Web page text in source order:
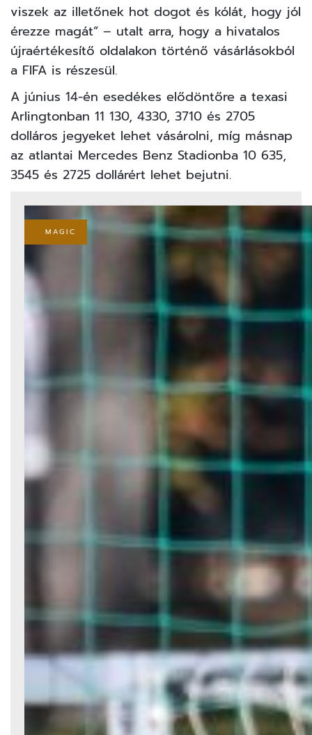
viszek az illetőnek hot dogot és kólát, hogy jól
érezze magát” – utalt arra, hogy a hivatalos
újraértékesítő oldalakon történő vásárlásokból
a FIFA is részesül.
A június 14-én esedékes elődöntőre a texasi
Arlingtonban 11 130, 4330, 3710 és 2705
dolláros jegyeket lehet vásárolni, míg másnap
az atlantai Mercedes Benz Stadionba 10 635,
3545 és 2725 dollárért lehet bejutni.
MAGIC